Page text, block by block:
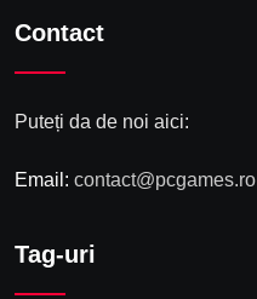
Contact
Puteți da de noi aici:
Email: contact@pcgames.ro
Tag-uri